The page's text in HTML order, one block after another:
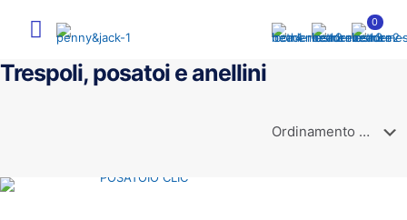
0
Trespoli, posatoi e anellini